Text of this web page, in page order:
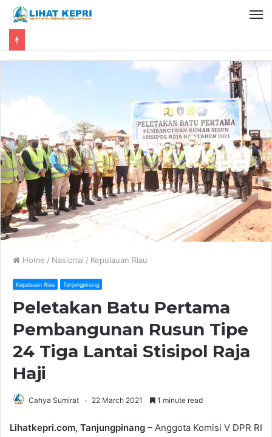
Home / Nasional / Kepulauan Riau
Kepulauan Riau Tanjungpinang
Peletakan Batu Pertama
Pembangunan Rusun Tipe
24 Tiga Lantai Stisipol Raja
Haji
Cahya Sumirat 22 March 2021 1 minute read
Lihatkepri.com, Tanjungpinang – Anggota Komisi V DPR RI